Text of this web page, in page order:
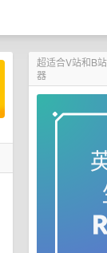
超适合V站和B
器